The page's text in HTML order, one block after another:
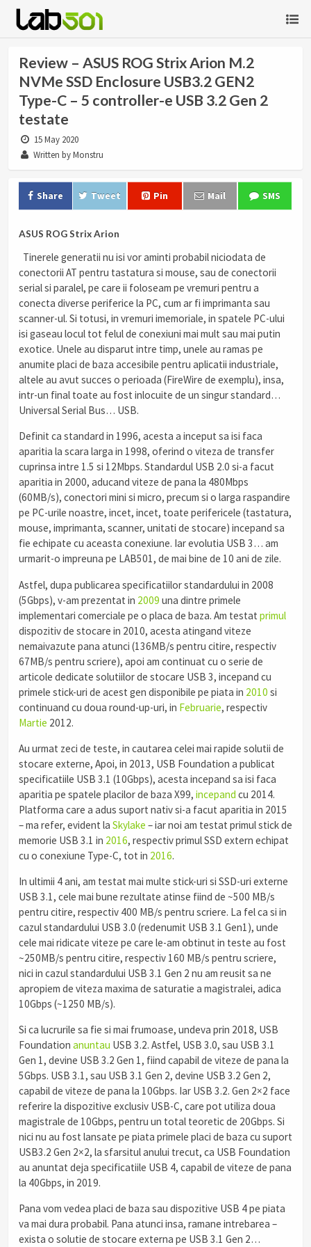
Review – ASUS ROG Strix Arion M.2
NVMe SSD Enclosure USB3.2 GEN2
Type-C – 5 controller-e USB 3.2 Gen 2
testate
15 May 2020
Written by Monstru
Share Tweet Pin Mail SMS
ASUS ROG Strix Arion
Tinerele generatii nu isi vor aminti probabil niciodata de
conectorii AT pentru tastatura si mouse, sau de conectorii
serial si paralel, pe care ii foloseam pe vremuri pentru a
conecta diverse periferice la PC, cum ar fi imprimanta sau
scanner-ul. Si totusi, in vremuri imemoriale, in spatele PC-ului
isi gaseau locul tot felul de conexiuni mai mult sau mai putin
exotice. Unele au disparut intre timp, unele au ramas pe
anumite placi de baza accesibile pentru aplicatii industriale,
altele au avut succes o perioada (FireWire de exemplu), insa,
intr-un final toate au fost inlocuite de un singur standard…
Universal Serial Bus… USB.
Definit ca standard in 1996, acesta a inceput sa isi faca
aparitia la scara larga in 1998, oferind o viteza de transfer
cuprinsa intre 1.5 si 12Mbps. Standardul USB 2.0 si-a facut
aparitia in 2000, aducand viteze de pana la 480Mbps
(60MB/s), conectori mini si micro, precum si o larga raspandire
pe PC-urile noastre, incet, incet, toate perifericele (tastatura,
mouse, imprimanta, scanner, unitati de stocare) incepand sa
fie echipate cu aceasta conexiune. Iar evolutia USB 3… am
urmarit-o impreuna pe LAB501, de mai bine de 10 ani de zile.
Astfel, dupa publicarea specificatiilor standardului in 2008
(5Gbps), v-am prezentat in 2009 una dintre primele
implementari comerciale pe o placa de baza. Am testat primul
dispozitiv de stocare in 2010, acesta atingand viteze
nemaivazute pana atunci (136MB/s pentru citire, respectiv
67MB/s pentru scriere), apoi am continuat cu o serie de
articole dedicate solutiilor de stocare USB 3, incepand cu
primele stick-uri de acest gen disponibile pe piata in 2010 si
continuand cu doua round-up-uri, in Februarie, respectiv
Martie 2012.
Au urmat zeci de teste, in cautarea celei mai rapide solutii de
stocare externe, Apoi, in 2013, USB Foundation a publicat
specificatiile USB 3.1 (10Gbps), acesta incepand sa isi faca
aparitia pe spatele placilor de baza X99, incepand cu 2014.
Platforma care a adus suport nativ si-a facut aparitia in 2015
– ma refer, evident la Skylake – iar noi am testat primul stick de
memorie USB 3.1 in 2016, respectiv primul SSD extern echipat
cu o conexiune Type-C, tot in 2016.
In ultimii 4 ani, am testat mai multe stick-uri si SSD-uri externe
USB 3.1, cele mai bune rezultate atinse fiind de ~500 MB/s
pentru citire, respectiv 400 MB/s pentru scriere. La fel ca si in
cazul standardului USB 3.0 (redenumit USB 3.1 Gen1), unde
cele mai ridicate viteze pe care le-am obtinut in teste au fost
~250MB/s pentru citire, respectiv 160 MB/s pentru scriere,
nici in cazul standardului USB 3.1 Gen 2 nu am reusit sa ne
apropiem de viteza maxima de saturatie a magistralei, adica
10Gbps (~1250 MB/s).
Si ca lucrurile sa fie si mai frumoase, undeva prin 2018, USB
Foundation anuntau USB 3.2. Astfel, USB 3.0, sau USB 3.1
Gen 1, devine USB 3.2 Gen 1, fiind capabil de viteze de pana la
5Gbps. USB 3.1, sau USB 3.1 Gen 2, devine USB 3.2 Gen 2,
capabil de viteze de pana la 10Gbps. Iar USB 3.2. Gen 2×2 face
referire la dispozitive exclusiv USB-C, care pot utiliza doua
magistrale de 10Gbps, pentru un total teoretic de 20Gbps. Si
nici nu au fost lansate pe piata primele placi de baza cu suport
USB3.2 Gen 2×2, la sfarsitul anului trecut, ca USB Foundation
au anuntat deja specificatiile USB 4, capabil de viteze de pana
la 40Gbps, in 2019.
Pana vom vedea placi de baza sau dispozitive USB 4 pe piata
va mai dura probabil. Pana atunci insa, ramane intrebarea –
exista o solutie de stocare externa pe USB 3.1 Gen 2…